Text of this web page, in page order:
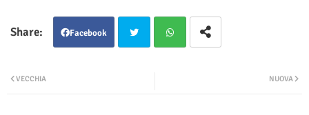
Facebook
NUOVA
VECCHIA